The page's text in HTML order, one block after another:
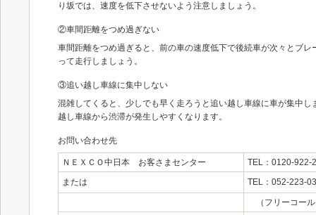
り坂では、速度を低下させないよう注意しましょう。
②車間距離をつめ過ぎない
車間距離をつめ過ぎると、前の車の速度低下で後続車が次々とブ
って走行しましょう。
③追い越し車線に集中しない
混雑してくると、少しでも早く走ろうと追い越し車線に車が集中
越し車線から渋滞が発生しやすくなります。
お問い合わせ先
ＮＥＸＣＯ中日本 お客さまセンター
TEL：0120-922-
または
TEL：052-223-
（フリーコール